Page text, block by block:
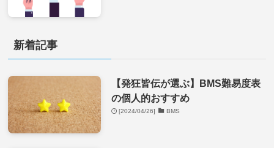
新着記事
【発狂皆伝が選ぶ】BMS難易度表
の個人的おすすめ
[2024/04/26] BMS